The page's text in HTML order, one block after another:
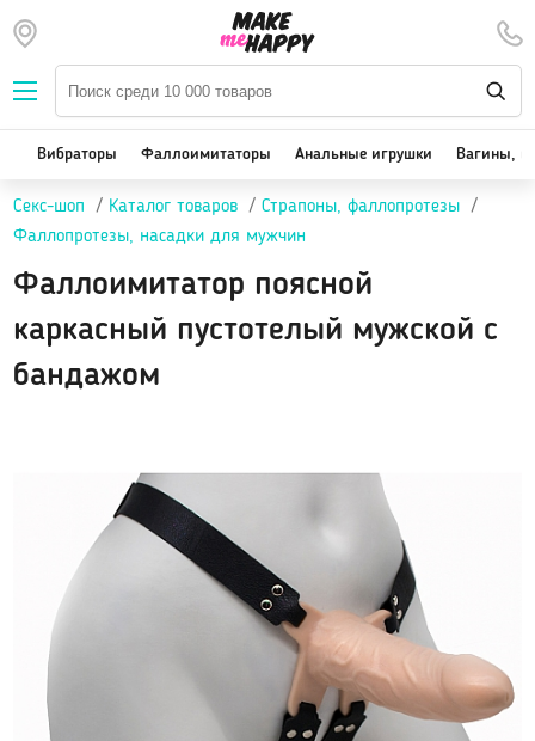
Вибраторы
Вакуум-волновые стимуляторы клитора
Реалистичные
Классические вибраторы
Стимулятор точки G
Двойная стимуляция
Клиторальные вибраторы, вибропули
Массажеры для тела
Электростимуляция
Вибраторы с подогревом
Вибраторы с приложением
Вибраторы Фаллоимитаторы Анальные игрушки Вагины,
Секс-шоп Каталог товаров
Страпоны, фаллопротезы
Фаллопротезы, насадки для мужчин
Фаллоимитатор поясной
каркасный пустотелый мужской с
бандажом